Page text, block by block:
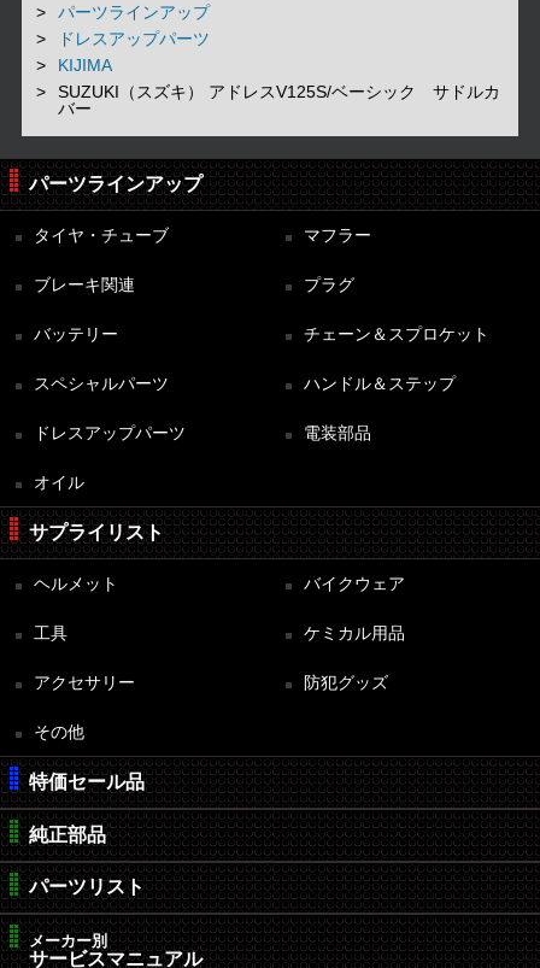
パーツラインアップ
ドレスアップパーツ
KIJIMA
SUZUKI（スズキ） アドレスV125S/ベーシック サドルカ
バー
パーツラインアップ
タイヤ・チューブ マフラー
ブレーキ関連 プラグ
バッテリー チェーン＆スプロケット
スペシャルパーツ ハンドル＆ステップ
ドレスアップパーツ 電装部品
オイル
サプライリスト
ヘルメット バイクウェア
工具 ケミカル用品
アクセサリー 防犯グッズ
その他
特価セール品
純正部品
パーツリスト
メーカー別
サービスマニュアル